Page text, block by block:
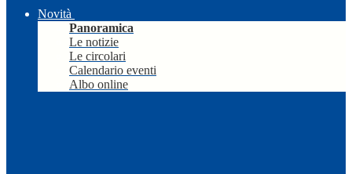
Novità
Panoramica
Le notizie
Le circolari
Calendario eventi
Albo online